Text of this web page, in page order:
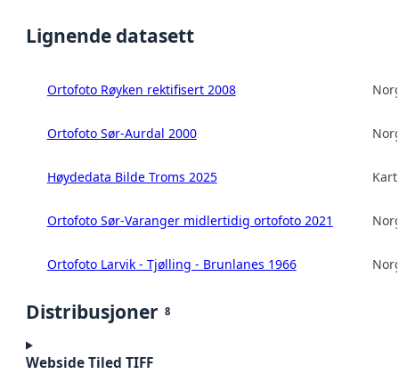
Lignende datasett
Ortofoto Røyken rektifisert 2008
Ortofoto Sør-Aurdal 2000
Høydedata Bilde Troms 2025
Ortofoto Sør-Varanger midlertidig ortofoto 2021
Ortofoto Larvik - Tjølling - Brunlanes 1966
Distribusjoner 8
Webside Tiled TIFF